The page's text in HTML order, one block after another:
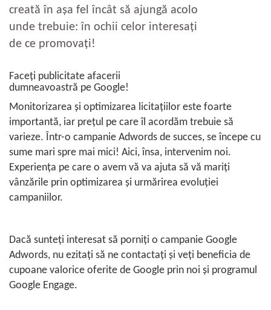
creată în așa fel încât să ajungă acolo
unde trebuie: în ochii celor interesați
de ce promovați!
Faceți publicitate afacerii
dumneavoastră pe Google!
Monitorizarea și optimizarea licitațiilor este foarte
importantă, iar prețul pe care îl acordăm trebuie să
varieze. Într-o campanie Adwords de succes, se începe cu
sume mari spre mai mici! Aici, însa, intervenim noi.
Experiența pe care o avem vă va ajuta să vă mariți
vânzările prin optimizarea și urmărirea evoluției
campaniilor.
Dacă sunteți interesat să porniți o campanie Google
Adwords, nu ezitați să ne contactați și veți beneficia de
cupoane valorice oferite de Google prin noi și programul
Google Engage.